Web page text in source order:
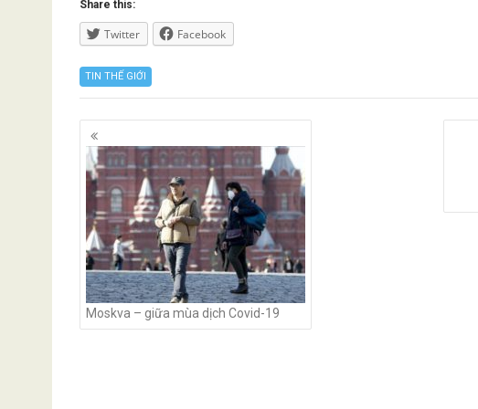
Share this:
Twitter Facebook
TIN THẾ GIỚI
Posts
navigation
Moskva – giữa mùa dịch Covid-19